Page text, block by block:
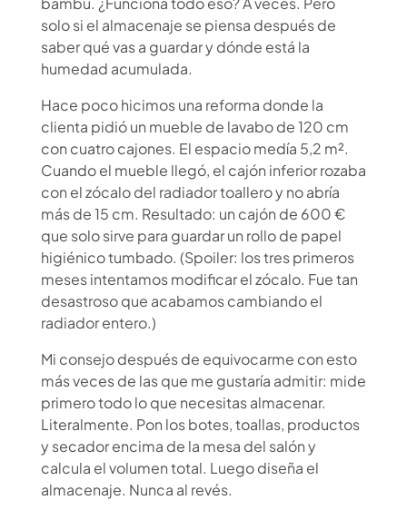
solo si el almacenaje se piensa después de
saber qué vas a guardar y dónde está la
humedad acumulada.
Hace poco hicimos una reforma donde la
clienta pidió un mueble de lavabo de 120 cm
con cuatro cajones. El espacio medía 5,2 m².
Cuando el mueble llegó, el cajón inferior rozaba
con el zócalo del radiador toallero y no abría
más de 15 cm. Resultado: un cajón de 600 €
que solo sirve para guardar un rollo de papel
higiénico tumbado. (Spoiler: los tres primeros
meses intentamos modificar el zócalo. Fue tan
desastroso que acabamos cambiando el
radiador entero.)
Mi consejo después de equivocarme con esto
más veces de las que me gustaría admitir: mide
primero todo lo que necesitas almacenar.
Literalmente. Pon los botes, toallas, productos
y secador encima de la mesa del salón y
calcula el volumen total. Luego diseña el
almacenaje. Nunca al revés.